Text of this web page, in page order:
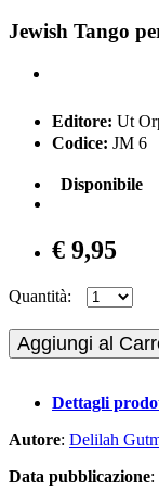
Jewish Tango
Editore: Ut
Codice: JM 6
Disponibile
€ 9,95
Quantità:
Aggiungi al
Dettagli
Autore: Delilah
Data pubblicazione: